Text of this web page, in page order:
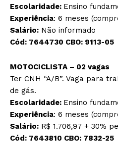
Escolaridade: Ensino
Experiência: 6 meses
Salário: Não informado
Cód: 7644730 CBO: 9113-05
MOTOCICLISTA – 02 vagas
Ter CNH “A/B”. Vaga para
de gás.
Escolaridade: Ensino
Experiência: 6 meses
Salário: R$ 1.706,97 + 30%
Cód: 7643810 CBO: 7832-25